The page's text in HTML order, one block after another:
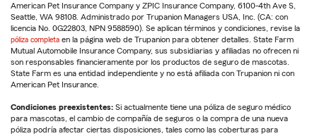
American Pet Insurance Company y ZPIC Insurance Company, 6100-4th Ave S,
Seattle, WA 98108. Administrado por Trupanion Managers USA, Inc. (CA: con
licencia No. 0G22803, NPN 9588590). Se aplican términos y condiciones, revise la
póliza completa en la página web de Trupanion para obtener detalles. State Farm
Mutual Automobile Insurance Company, sus subsidiarias y afiliadas no ofrecen ni
son responsables financieramente por los productos de seguro de mascotas.
State Farm es una entidad independiente y no está afiliada con Trupanion ni con
American Pet Insurance.
Condiciones preexistentes: Si actualmente tiene una póliza de seguro médico
para mascotas, el cambio de compañía de seguros o la compra de una nueva
póliza podría afectar ciertas disposiciones, tales como las coberturas para